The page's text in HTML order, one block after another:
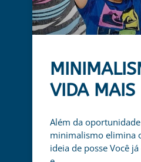
VIDA MAIS
Além da
minimalismo elimina
ideia de posse Você